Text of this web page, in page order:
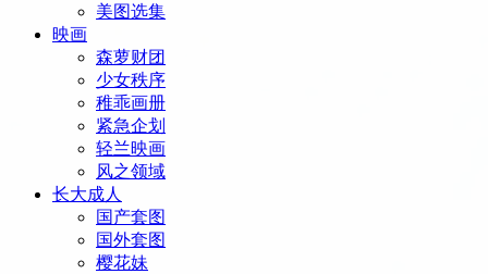
美图选集
映画
森萝财团
少女秩序
稚乖画册
紧急企划
轻兰映画
风之领域
长大成人
国产套图
国外套图
樱花妹